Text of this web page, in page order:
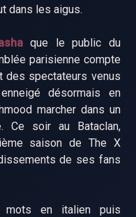
dans les aigus.
que le public du
parisienne compte
des spectateurs venus
désormais en
marcher dans un
Ce soir au Bataclan,
saison de The X
de ses fans
mots en italien puis